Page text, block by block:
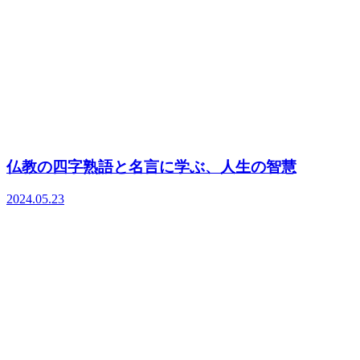
仏教の四字熟語と名言に学ぶ、人生の智慧
2024.05.23